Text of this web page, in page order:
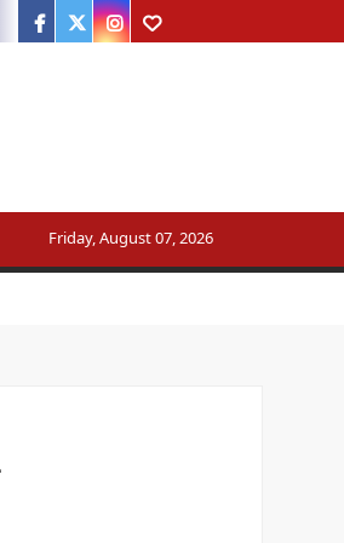
Facebook
Twitter
Instagram
Youtube
Friday, August 07, 2026